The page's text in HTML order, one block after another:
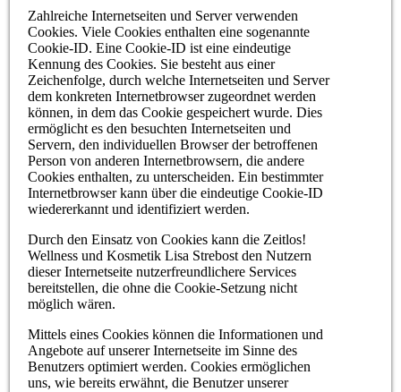
Zahlreiche Internetseiten und Server verwenden
Cookies. Viele Cookies enthalten eine sogenannte
Cookie-ID. Eine Cookie-ID ist eine eindeutige
Kennung des Cookies. Sie besteht aus einer
Zeichenfolge, durch welche Internetseiten und Server
dem konkreten Internetbrowser zugeordnet werden
können, in dem das Cookie gespeichert wurde. Dies
ermöglicht es den besuchten Internetseiten und
Servern, den individuellen Browser der betroffenen
Person von anderen Internetbrowsern, die andere
Cookies enthalten, zu unterscheiden. Ein bestimmter
Internetbrowser kann über die eindeutige Cookie-ID
wiedererkannt und identifiziert werden.
Durch den Einsatz von Cookies kann die Zeitlos!
Wellness und Kosmetik Lisa Strebost den Nutzern
dieser Internetseite nutzerfreundlichere Services
bereitstellen, die ohne die Cookie-Setzung nicht
möglich wären.
Mittels eines Cookies können die Informationen und
Angebote auf unserer Internetseite im Sinne des
Benutzers optimiert werden. Cookies ermöglichen
uns, wie bereits erwähnt, die Benutzer unserer